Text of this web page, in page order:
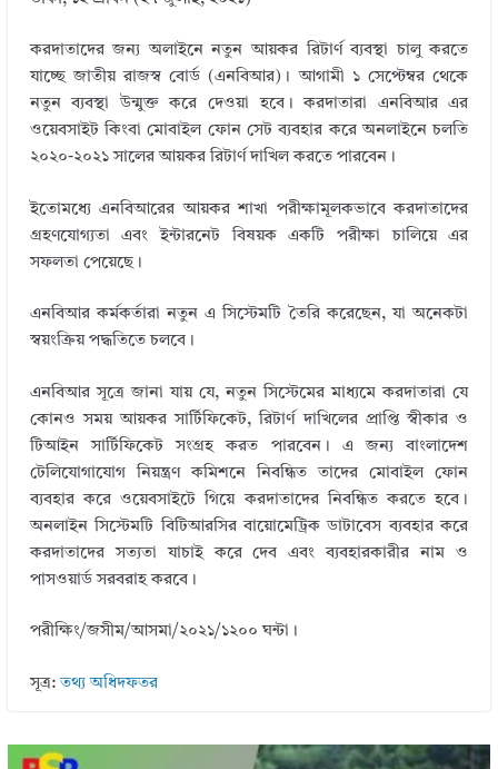
করদাতাদের জন্য অলাইনে নতুন আয়কর রিটার্ণ ব্যবস্থা চালু করতে
যাচ্ছে জাতীয় রাজস্ব বোর্ড (এনবিআর)। আগামী ১ সেপ্টেম্বর থেকে
নতুন ব্যবস্থা উন্মুক্ত করে দেওয়া হবে। করদাতারা এনবিআর এর
ওয়েবসাইট কিংবা মোবাইল ফোন সেট ব্যবহার করে অনলাইনে চলতি
২০২০-২০২১ সালের আয়কর রিটার্ণ দাখিল করতে পারবেন।
ইতোমধ্যে এনবিআরের আয়কর শাখা পরীক্ষামূলকভাবে করদাতাদের
গ্রহণযোগ্যতা এবং ইন্টারনেট বিষয়ক একটি পরীক্ষা চালিয়ে এর
সফলতা পেয়েছে।
এনবিআর কর্মকর্তারা নতুন এ সিস্টেমটি তৈরি করেছেন, যা অনেকটা
স্বয়ংক্রিয় পদ্ধতিতে চলবে।
এনবিআর সূত্রে জানা যায় যে, নতুন সিস্টেমের মাধ্যমে করদাতারা যে
কোনও সময় আয়কর সার্টিফিকেট, রিটার্ণ দাখিলের প্রাপ্তি স্বীকার ও
টিআইন সার্টিফিকেট সংগ্রহ করত পারবেন। এ জন্য বাংলাদেশ
টেলিযোগাযোগ নিয়ন্ত্রণ কমিশনে নিবন্ধিত তাদের মোবাইল ফোন
ব্যবহার করে ওয়েবসাইটে গিয়ে করদাতাদের নিবন্ধিত করতে হবে।
অনলাইন সিস্টেমটি বিটিআরসির বায়োমেট্রিক ডাটাবেস ব্যবহার করে
করদাতাদের সত্যতা যাচাই করে দেব এবং ব্যবহারকারীর নাম ও
পাসওয়ার্ড সরবরাহ করবে।
পরীক্ষিং/জসীম/আসমা/২০২১/১২০০ ঘন্টা।
সূত্র:তথ্য অধিদফতর